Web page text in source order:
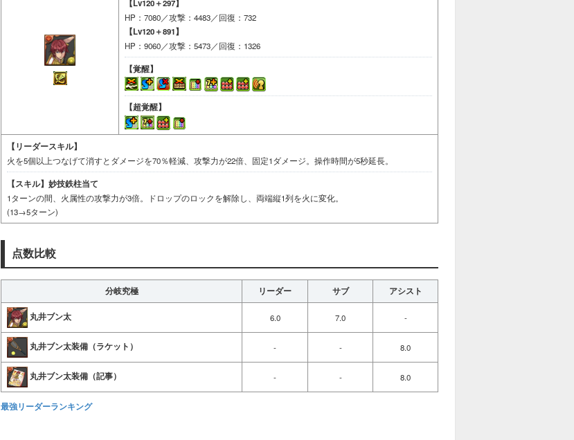
【Lv120＋297】
HP：7080／攻撃：4483／回復：732
【Lv120＋891】
HP：9060／攻撃：5473／回復：1326
【覚醒】
【超覚醒】
【リーダースキル】
火を5個以上つなげて消すとダメージを70％軽減、攻撃力が22倍、固定1ダメージ。操作時間が5秒延長。
【スキル】 妙技鉄柱当て
1ターンの間、火属性の攻撃力が3倍。ドロップのロックを解除し、両端縦1列を火に変化。
(13→5ターン)
点数比較
分岐究極 リーダー サブ アシスト
丸井ブン太 6.0 7.0 -
丸井ブン太装備（ラケット） - - 8.0
丸井ブン太装備（記事） - - 8.0
最強リーダーランキング